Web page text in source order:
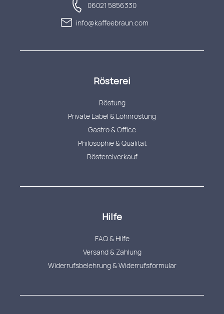
06021 5856330
info@kaffeebraun.com
Rösterei
Röstung
Private Label & Lohnröstung
Gastro & Office
Philosophie & Qualität
Röstereiverkauf
Hilfe
FAQ & Hilfe
Versand & Zahlung
Widerrufsbelehrung & Widerrufsformular